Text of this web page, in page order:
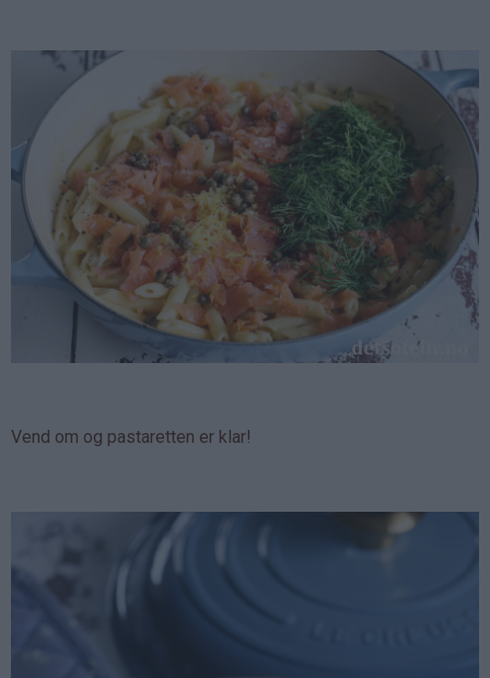
Vend om og pastaretten er klar!